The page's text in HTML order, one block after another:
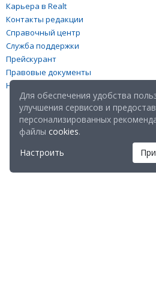
Карьера в Realt
Контакты редакции
Справочный центр
Служба поддержки
Прейскурант
Правовые документы
Настройка файлов cookies
Для обеспечения удобства
улучшения сервисов и
персонализированных
файлы cookies.
Настроить